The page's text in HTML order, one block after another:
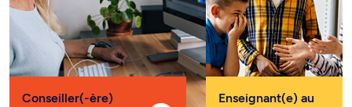
Conseiller(-ère)
Enseignant(e) au